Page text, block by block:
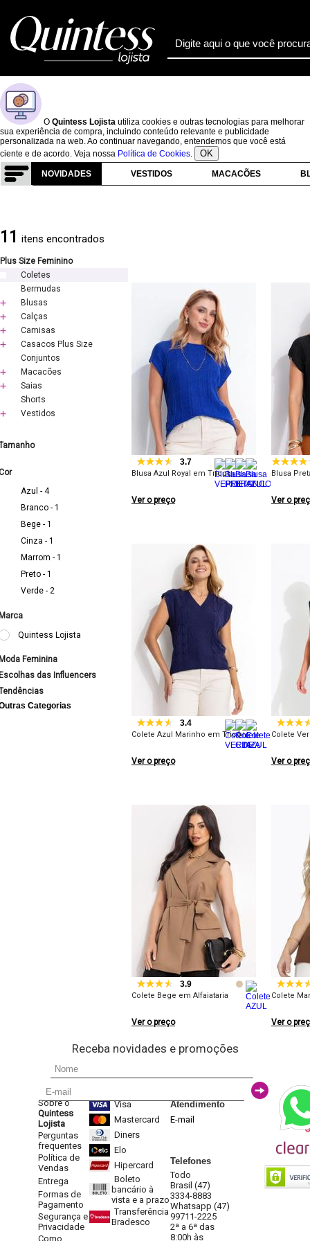
O Quintess Lojista utiliza cookies e outras tecnologias para melhorar
sua experiência de compra, incluindo conteúdo relevante e publicidade
personalizada na web. Ao continuar navegando, entendemos que você está
ciente e de acordo. Veja nossa Política de Cookies. OK
NOVIDADES VESTIDOS MACACÕES
11 itens encontrados
Plus Size Feminino
Coletes
Bermudas
Blusas
Calças
Camisas
Casacos Plus Size
Conjuntos
Macacões
Saias
Shorts
Vestidos
Azul - 4
Branco - 1
Bege - 1
Cinza - 1
Marrom - 1
Preto - 1
Verde - 2
Quintess Lojista
Feminina
das Influencers
Categorias
3.7
Blusa Azul Royal em Tricot
Ver o preço
Blusa
Ver o
3.4
Colete Azul Marinho em Tricô
Ver o preço
Colete
Ver o
3.9
Colete Bege em Alfaiataria
Ver o preço
Colete
Ver o
Receba novidades e promoções
Sobre o
Quintess
Lojista
Perguntas
frequentes
Política de
Vendas
Entrega
Formas de
Pagamento
Segurança e
Privacidade
Como
Visa
Mastercard
Diners
Elo
Hipercard
Boleto
bancário à
vista e a prazo
Transferência
Bradesco
Atendimento
E-mail
Telefones
Todo
Brasil (47)
3334-8883
Whatsapp (47)
99711-2225
2ª a 6ª das
8:00h às